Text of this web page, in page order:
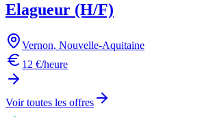
Elagueur (H/F)
Vernon, Nouvelle-Aquitaine
12 €/heure
Voir toutes les offres